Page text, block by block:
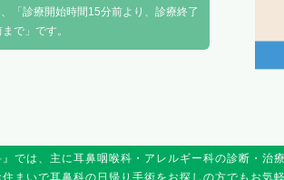
「診療開始時間15分前より、診療終了
で」です。
では、主に耳鼻咽喉科・アレルギー科の診断・治
まいで耳鼻科の日帰り手術をお探しの方でもお気